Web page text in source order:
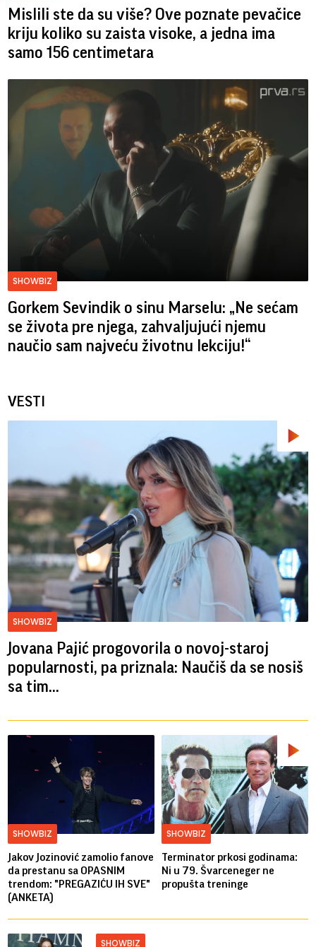
Mislili ste da su više? Ove poznate pevačice
kriju koliko su zaista visoke, a jedna ima
samo 156 centimetara
SHOWBIZ
Gorkem Sevindik o sinu Marselu: „Ne sećam
se života pre njega, zahvaljujući njemu
naučio sam najveću životnu lekciju!“
VESTI
SHOWBIZ
Jovana Pajić progovorila o novoj-staroj
popularnosti, pa priznala: Naučiš da se nosiš
sa tim...
SHOWBIZ
Jakov Jozinović zamolio fanove
da prestanu sa OPASNIM
trendom: "PREGAZIĆU IH SVE"
(ANKETA)
SHOWBIZ
Terminator prkosi godinama:
Ni u 79. Švarceneger ne
propušta treninge
SHOWBIZ